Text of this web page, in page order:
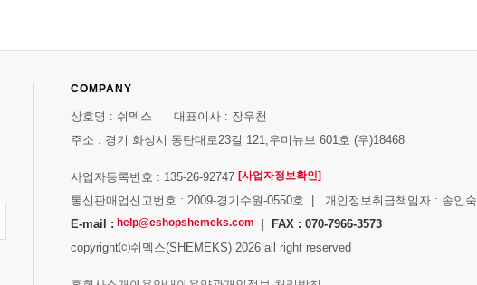
COMPANY
상호명 : 쉬멕스 대표이사 : 장우천
주소 : 경기 화성시 동탄대로23길 121,우미뉴브 601호 (우)18468
사업자등록번호 : 135-26-92747 [사업자정보확인]
통신판매업신고번호 : 2009-경기수원-0550호 | 개인정보취급책임자 : 송인숙
E-mail : help@eshopshemeks.com
| FAX : 070-7966-3573
copyright⒞쉬멕스(SHEMEKS) 2026 all right reserved